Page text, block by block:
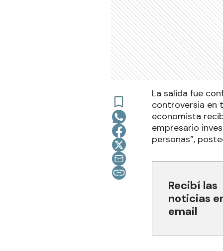
La salida fue
controversia en
economista
empresario
personas”,
Recibí las
noticias
email